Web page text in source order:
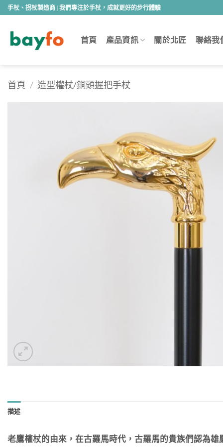
Skip
to
content
手杖、拐杖製造商 | 我們專注於手杖，成就更好的步行體驗
首頁 產品資訊 關於北匠 聯絡我
首頁 / 造型權杖/銅頭握把手杖
描述
老鷹權杖的由來，在古羅馬時代，古羅馬的貴族們認為